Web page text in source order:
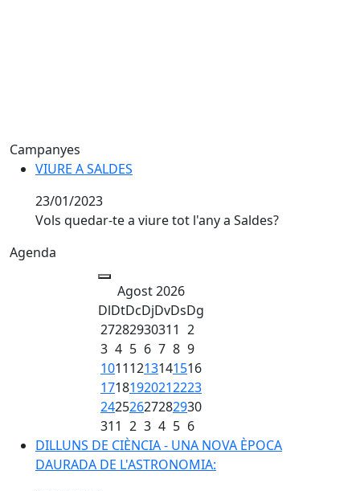
Campanyes
VIURE A SALDES
VIURE A SALDES
23/01/2023
Vols quedar-te a viure tot l'any a Saldes?
Agenda
Agost 2026
DlDtDcDjDvDsDg
2728293031 1 2
3 4 5 6 7 8 9
1011 1213141516
17181920212223
24252627282930
31 1 2 3 4 5 6
DILLUNS DE CIÈNCIA - UNA NOVA ÈPOCA DAURADA
DILLUNS DE CIÈNCIA - UNA NOVA ÈPOCA
DAURADA DE L'ASTRONOMIA: